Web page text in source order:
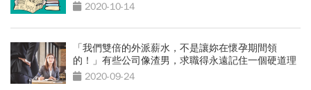
2020-10-14
「我們雙倍的外派薪水，不是讓妳在懷孕期間領
的！」有些公司像渣男，求職得永遠記住一個硬道理
2020-09-24